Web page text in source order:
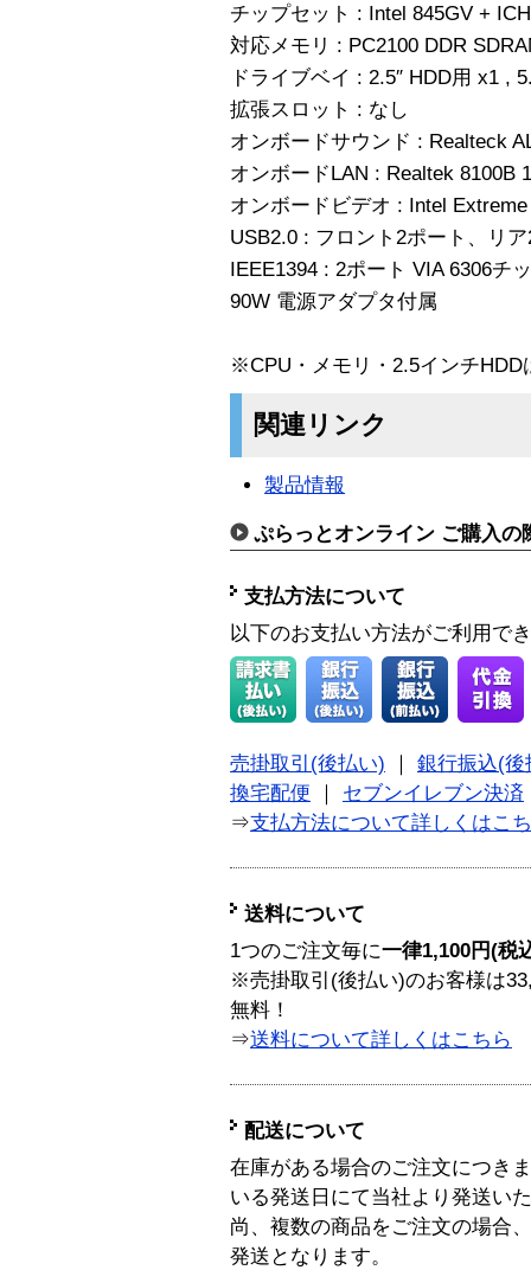
チップセット : Intel 845GV +
対応メモリ : PC2100 DDR
ドライブベイ : 2.5″ HDD用 x1 ,
拡張スロット : なし
オンボードサウンド : Realteck
オンボードLAN : Realtek 8100B
オンボードビデオ : Intel
USB2.0 : フロント2ポート、リ
IEEE1394 : 2ポート VIA 6306チ
90W 電源アダプタ付属
※CPU・メモリ・2.5インチHDD
関連リンク
製品情報
ぷらっとオンライン ご購入の
支払方法について
以下のお支払い方法がご利用で
売掛取引(後払い)
銀行振込(後
換宅配便
セブンイレブン決済
⇒支払方法について詳しくはこ
送料について
1つのご注文毎に一律1,100円(税
※売掛取引(後払い)のお客様は
無料！
⇒送料について詳しくはこちら
配送について
在庫がある場合のご注文につき
いる発送日にて当社より発送い
尚、複数の商品をご注文の場合
発送となります。